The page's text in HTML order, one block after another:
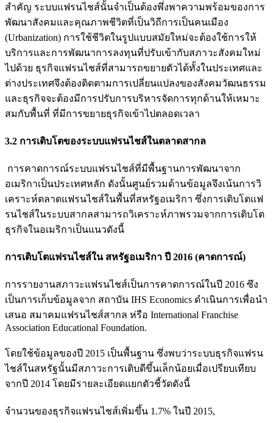
สำคัญ ระบบแฟรนไชส์นั้นจำเป็นต้องพึ่งพาความพร้อมของการ
พัฒนาสังคมและคุณภาพชีวิตที่เป็นวิถีการเป็นคนเมือง
(Urbanization) การใช้ชีวิตในรูปแบบสมัยใหม่จะต้องใช้การให้
บริการและการพัฒนาการลงทุนที่ปรับเข้ากับสภาวะสังคมใหม่
ไปด้วย ธุรกิจแฟรนไชส์ที่สามารถขยายตัวได้ทั้งในประเทศและ
ต่างประเทศจึงต้องติดตามการเปลี่ยนแปลงของสังคมวัฒนธรรม
และธุรกิจจะต้องมีการปรับการบริหารจัดการทุกด้านให้เหมาะ
สมกับพื้นที่ ที่มีการขยายธุรกิจเข้าไปตลอดเวลา
3.2 การเติบโตของระบบแฟรนไชส์ในตลาดสากล
การคาดการณ์ระบบแฟรนไชส์ที่มีพื้นฐานการพัฒนาจาก
อเมริกาเป็นประเทศหลัก ดังนั้นศูนย์รวมด้านข้อมูลจึงเน้นการวิ
เคราะห์ตลาดแฟรนไชส์ในพื้นที่สหรัฐอเมริกา ซึ่งการเติบโตแฟ
รนไชส์ในระบบสากลสามารถวิเคราะห์ภาพรวมจากการเติบโต
ธุรกิจในอเมริกาเป็นแนวดังนี้
การเติบโตแฟรนไชส์ใน สหรัฐอเมริกา ปี 2016 (คาดการณ์)
การรายงานสภาวะแฟรนไชส์เป็นการคาดการณ์ในปี 2016 ซึง
เป็นการเก็บข้อมูลจาก สถาบัน IHS Economics ดำเนินการเพื่อนำ
เสนอ สมาคมแฟรนไชส์สากล ห่รือ International Franchise
Association Educational Foundation.
โดยใช้ข้อมูลของปี 2015 เป็นพื้นฐาน ซึ่งพบว่าระบบธุรกิจแฟรน
ไชส์ในสหรัฐนั้นมีสภาวะการเติบดีขึ้นเล็กน้อยเมื่อเปรียบเทียบ
จากปี 2014 โดยมีรายละเอียดแยกตัวชี้วัดดังนี้
จำนวนของธุรกิจแฟรนไชส์เพิ่มขึ้น 1.7% ในปี 2015,